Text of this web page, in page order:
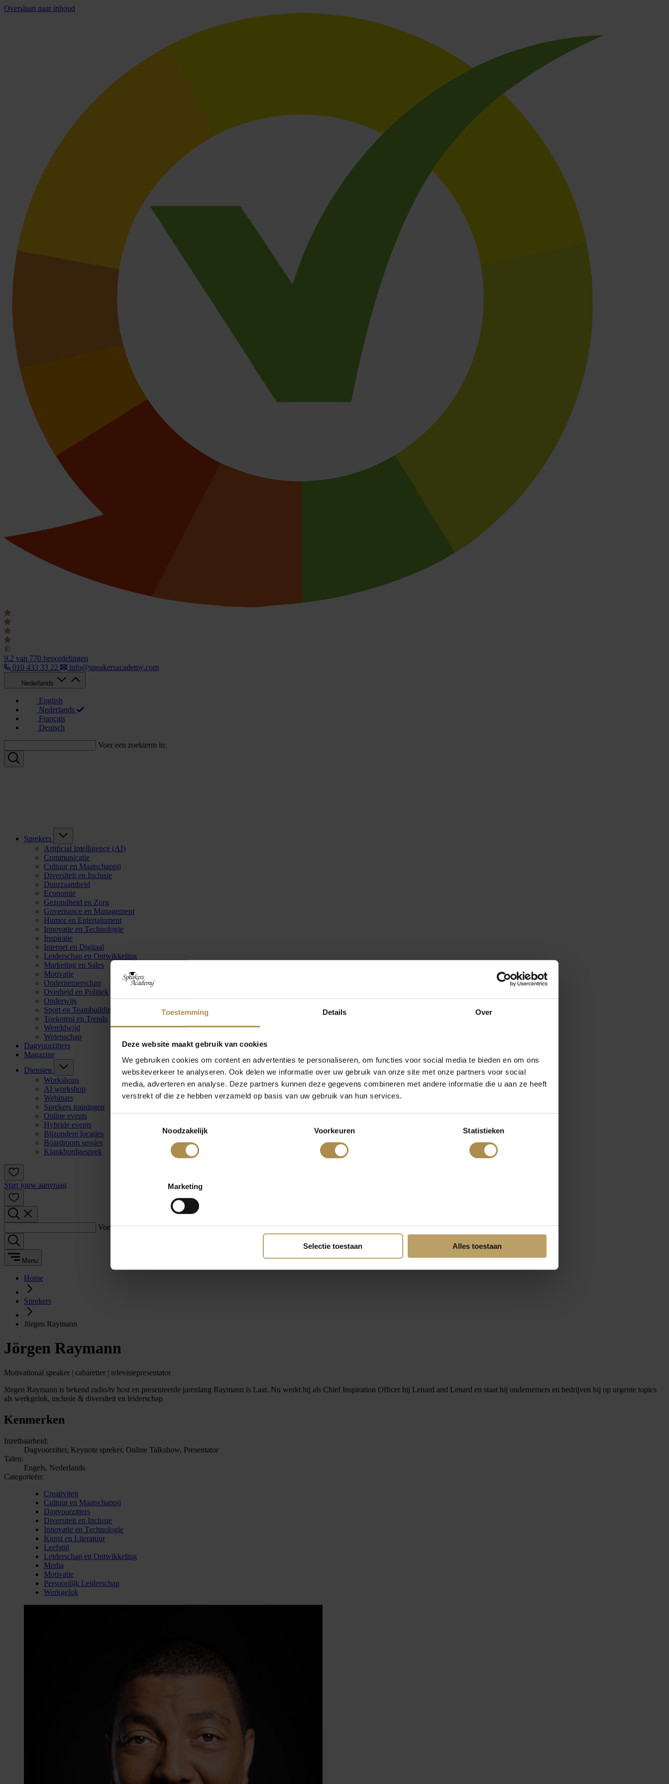
Toestemming Details Over
Deze website maakt gebruik van cookies
We gebruiken cookies om content en advertenties te personaliseren, om functies voor social media te bieden en om ons
websiteverkeer te analyseren. Ook delen we informatie over uw gebruik van onze site met onze partners voor social
media, adverteren en analyse. Deze partners kunnen deze gegevens combineren met andere informatie die u aan ze heeft
verstrekt of die ze hebben verzameld op basis van uw gebruik van hun services.
Noodzakelijk
Voorkeuren Statistieken
Marketing
Selectie toestaan Alles toestaan
Overslaan naar inhoud
9.2 van 770 beoordelingen
010 433 33 22
info@speakersacademy.com
Nederlands
English
Nederlands
Français
Deutsch
Voer een zoekterm in:
Sprekers
Artificial Intelligence (AI)
Communicatie
Cultuur en Maatschappij
Diversiteit en Inclusie
Duurzaamheid
Economie
Gezondheid en Zorg
Governance en Management
Humor en Entertainment
Innovatie en Technologie
Inspiratie
Internet en Digitaal
Leiderschap en Ontwikkeling
Marketing en Sales
Motivatie
Ondernemerschap
Overheid en Politiek
Onderwijs
Sport en Teambuilding
Toekomst en Trends
Wereldwijd
Wetenschap
Dagvoorzitters
Magazine
Diensten
Workshops
AI workshop
Webinars
Sprekers trainingen
Online events
Hybride events
Bijzondere locaties
Boardroom sessies
Klankbordgesprek
Start jouw aanvraag
Voer een zoekterm in:
Menu
Home
Sprekers
Jörgen Raymann
Jörgen Raymann
Motivational speaker | cabaretier | televisiepresentator
Jörgen Raymann is bekend radio/tv host en presenteerde jarenlang Raymann is Laat. Nu werkt hij als Chief Inspiration Officer bij Lenard and Lenard en staat hij ondernemers en bedrijven bij op urgente topics
als werkgeluk, inclusie & diversiteit en leiderschap
Kenmerken
Inzetbaarheid:
Dagvoorzitter, Keynote spreker, Online Talkshow, Presentator
Talen:
Engels, Nederlands
Categorieën:
Creativiteit
Cultuur en Maatschappij
Dagvoorzitters
Diversiteit en Inclusie
Innovatie en Technologie
Kunst en Literatuur
Leefstijl
Leiderschap en Ontwikkeling
Media
Motivatie
Persoonlijk Leiderschap
Werkgeluk